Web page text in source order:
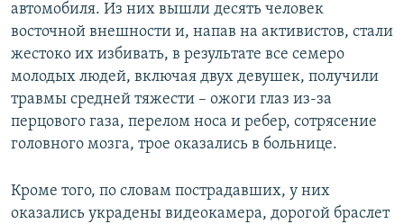
автомобиля. Из них вышли десять человек
восточной внешности и, напав на активистов, стали
жестоко их избивать, в результате все семеро
молодых людей, включая двух девушек, получили
травмы средней тяжести – ожоги глаз из-за
перцового газа, перелом носа и ребер, сотрясение
головного мозга, трое оказались в больнице.
Кроме того, по словам пострадавших, у них
оказались украдены видеокамера, дорогой браслет